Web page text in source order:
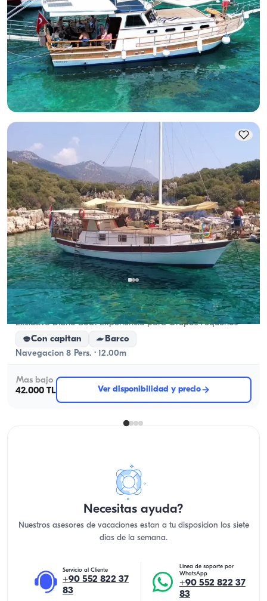
Inolvidable Viaje en Barco de Lujo de 12 Metros en Kaş para
12 Personas: 5 Islas, Kekova y Paquetes Especiales
Barco
Navegacion 12 Pers. · 12.00m
Mas bajo
53.200 TL
Ver disponibilidad y precio
Kaş, Antalya 5.0(1 reseña)
Exclusivo Diario Boat Experiencia para Grupos Pequeños
Con capitan
Barco
Navegacion 8 Pers. · 12.00m
Mas bajo
42.000 TL
Ver disponibilidad y precio
Necesitas ayuda?
Nuestros asesores de vacaciones estan a tu disposicion los siete
dias de la semana.
Servicio al Cliente
+90 552 822 37
83
Linea de soporte por
WhatsApp
+90 552 822 37
83